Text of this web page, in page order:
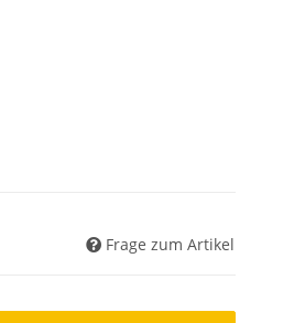
Frage zum Artikel